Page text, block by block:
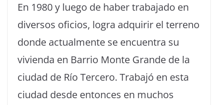
En 1980 y luego de haber trabajado en
diversos oficios, logra adquirir el terreno
donde actualmente se encuentra su
vivienda en Barrio Monte Grande de la
ciudad de Río Tercero. Trabajó en esta
ciudad desde entonces en muchos